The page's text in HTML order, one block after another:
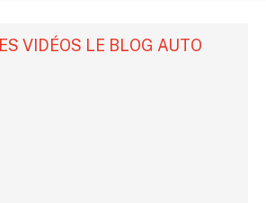
VIDÉOS LE BLOG AUTO